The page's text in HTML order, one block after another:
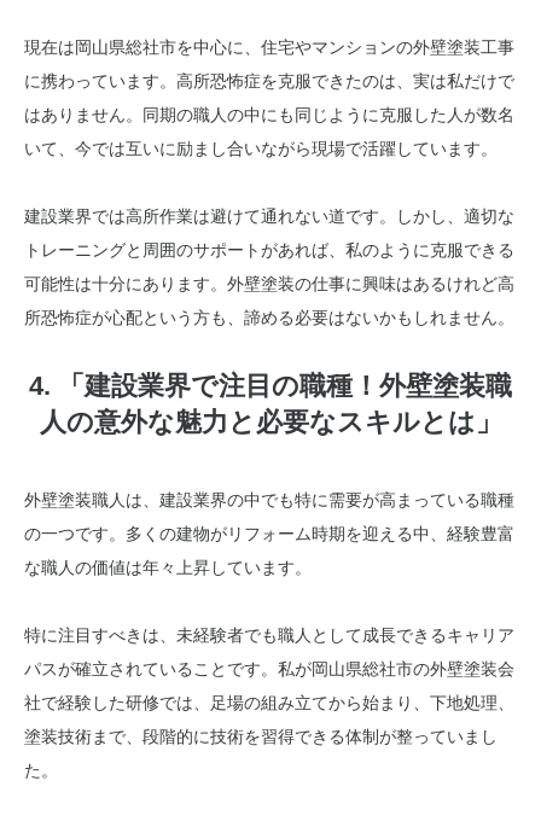
現在は岡山県総社市を中心に、住宅やマンションの外壁塗装工事
に携わっています。高所恐怖症を克服できたのは、実は私だけで
はありません。同期の職人の中にも同じように克服した人が数名
いて、今では互いに励まし合いながら現場で活躍しています。
建設業界では高所作業は避けて通れない道です。しかし、適切な
トレーニングと周囲のサポートがあれば、私のように克服できる
可能性は十分にあります。外壁塗装の仕事に興味はあるけれど高
所恐怖症が心配という方も、諦める必要はないかもしれません。
4. 「建設業界で注目の職種！外壁塗装職
人の意外な魅力と必要なスキルとは」
外壁塗装職人は、建設業界の中でも特に需要が高まっている職種
の一つです。多くの建物がリフォーム時期を迎える中、経験豊富
な職人の価値は年々上昇しています。
特に注目すべきは、未経験者でも職人として成長できるキャリア
パスが確立されていることです。私が岡山県総社市の外壁塗装会
社で経験した研修では、足場の組み立てから始まり、下地処理、
塗装技術まで、段階的に技術を習得できる体制が整っていまし
た。